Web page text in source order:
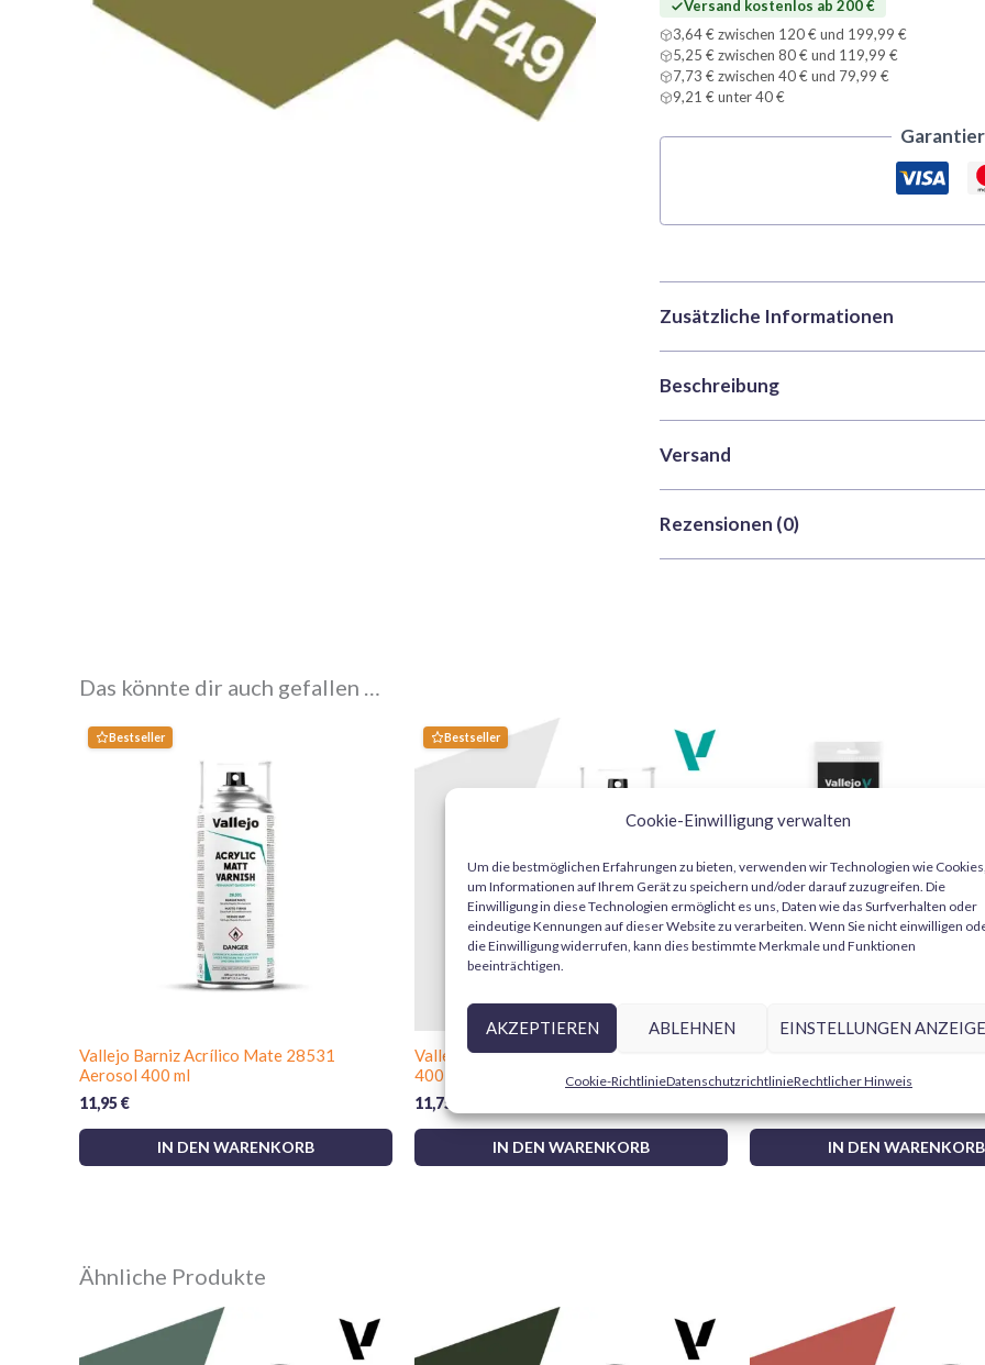
Cookie-Einwilligung verwalten
Um die bestmöglichen Erfahrungen zu bieten, verwenden wir Technologien wie Cookies,
um Informationen auf Ihrem Gerät zu speichern und/oder darauf zuzugreifen. Die
Einwilligung in diese Technologien ermöglicht es uns, Daten wie das Surfverhalten oder
eindeutige Kennungen auf dieser Website zu verarbeiten. Wenn Sie nicht einwilligen
die Einwilligung widerrufen, kann dies bestimmte Merkmale und Funktionen
beeinträchtigen.
AKZEPTIEREN ABLEHNEN EINSTELLUNGEN
Cookie-RichtlinieDatenschutzrichtlinieRechtlicher Hinweis
Versand kostenlos ab 200 €
3,64 € zwischen 120 € und 199,99 €
5,25 € zwischen 80 € und 119,99 €
7,73 € zwischen 40 € und 79,99 €
9,21 € unter 40 €
Zusätzliche Informationen
Marke
Kategorien
Farben,
Artikelnummer
Farbe
Braun, Grün
Volumen
Beschreibung
Tamiya XF49 Khaki ist eine vielseitige,
Sie bietet eine außergewöhnliche
Styrolharzen, Styropor, Holz und
Verwendung:Pinsel oder
Kompatible Materialien:
Wählen Sie Tamiya XF49 für Ihre
Erwecken Sie Ihre Modelle, Miniaturen
Versand
Bearbeitungs- und Versandzeiten
Rezensionen (0)
Das könnte dir auch gefallen …
Bestseller
Vallejo Barniz Acrílico Mate 28531
Aerosol 400 ml
11,95€
IN DEN WARENKORB
Bestseller
Vallejo Imprimación Gris 28011 Aerosol
400 ml
11,75
IN DEN WARENKORB
Vallejo Design Set Pro
pelo natural 0, 1 y 2
IN DEN WARENKORB
Ähnliche Produkte